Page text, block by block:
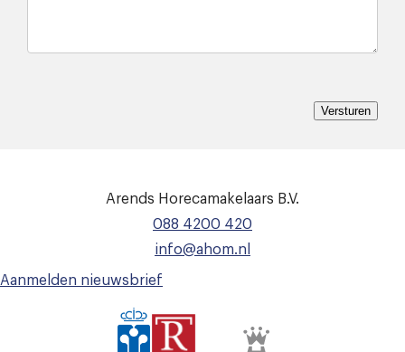
Versturen
Arends Horecamakelaars B.V.
088 4200 420
info@ahom.nl
Aanmelden nieuwsbrief